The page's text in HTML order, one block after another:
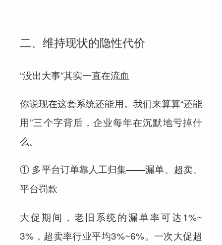
二、维持现状的隐性代价
“没出大事”其实一直在流血
你说现在这套系统还能用。我们来算算“还能
用”三个字背后，企业每年在沉默地亏掉什
么。
① 多平台订单靠人工归集——漏单、超卖、
平台罚款
大促期间，老旧系统的漏单率可达1%~
3%，超卖率行业平均3%~6%。一次大促超